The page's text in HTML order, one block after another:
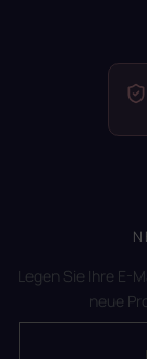
Legen Sie Ihre E-
neue